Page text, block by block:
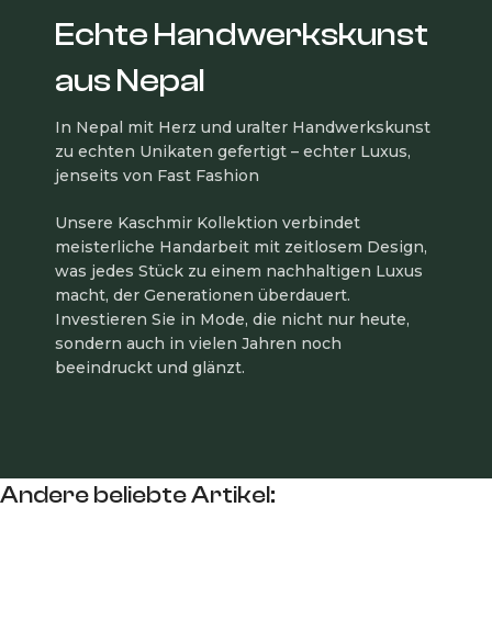
Echte Handwerkskunst
aus Nepal
In Nepal mit Herz und uralter Handwerkskunst
zu echten Unikaten gefertigt – echter Luxus,
jenseits von Fast Fashion
Unsere Kaschmir Kollektion verbindet
meisterliche Handarbeit mit zeitlosem Design,
was jedes Stück zu einem nachhaltigen Luxus
macht, der Generationen überdauert.
Investieren Sie in Mode, die nicht nur heute,
sondern auch in vielen Jahren noch
beeindruckt und glänzt.
Andere beliebte Artikel: